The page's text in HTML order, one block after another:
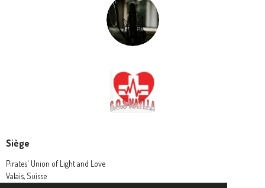
Siège
Pirates' Union of Light and Love
Valais, Suisse